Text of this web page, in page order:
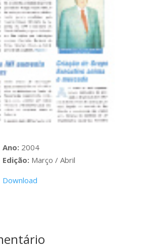
Ano:2004
Edição:Março / Abril
Download